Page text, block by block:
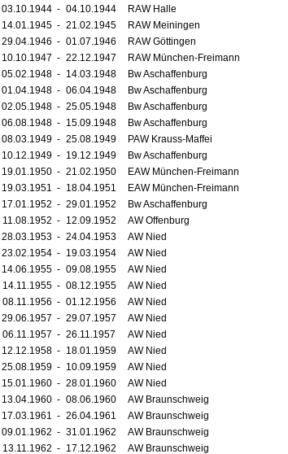
03.10.1944 - 04.10.1944 RAW Halle
14.01.1945 - 21.02.1945 RAW Meiningen
29.04.1946 - 01.07.1946 RAW Göttingen
10.10.1947 - 22.12.1947 RAW München-Freimann
05.02.1948 - 14.03.1948 Bw Aschaffenburg
01.04.1948 - 06.04.1948 Bw Aschaffenburg
02.05.1948 - 25.05.1948 Bw Aschaffenburg
06.08.1948 - 15.09.1948 Bw Aschaffenburg
08.03.1949 - 25.08.1949 PAW Krauss-Maffei
10.12.1949 - 19.12.1949 Bw Aschaffenburg
19.01.1950 - 21.02.1950 EAW München-Freimann
19.03.1951 - 18.04.1951 EAW München-Freimann
17.01.1952 - 29.01.1952 Bw Aschaffenburg
11.08.1952 - 12.09.1952 AW Offenburg
28.03.1953 - 24.04.1953 AW Nied
23.02.1954 - 19.03.1954 AW Nied
14.06.1955 - 09.08.1955 AW Nied
14.11.1955 - 08.12.1955 AW Nied
08.11.1956 - 01.12.1956 AW Nied
29.06.1957 - 29.07.1957 AW Nied
06.11.1957 - 26.11.1957 AW Nied
12.12.1958 - 18.01.1959 AW Nied
25.08.1959 - 10.09.1959 AW Nied
15.01.1960 - 28.01.1960 AW Nied
13.04.1960 - 08.06.1960 AW Braunschweig
17.03.1961 - 26.04.1961 AW Braunschweig
09.01.1962 - 31.01.1962 AW Braunschweig
13.11.1962 - 17.12.1962 AW Braunschweig